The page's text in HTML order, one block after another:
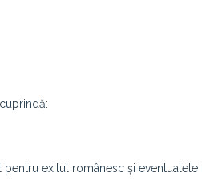
exilul românesc și eventualele